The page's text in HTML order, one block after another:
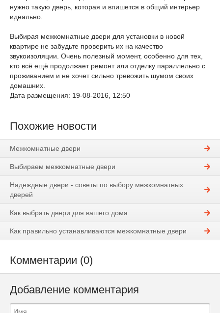
нужно такую дверь, которая и впишется в общий интерьер
идеально.
Выбирая межкомнатные двери для установки в новой
квартире не забудьте проверить их на качество
звукоизоляции. Очень полезный момент, особенно для тех,
кто всё ещё продолжает ремонт или отделку параллельно с
проживанием и не хочет сильно тревожить шумом своих
домашних.
Дата размещения: 19-08-2016, 12:50
Похожие новости
Межкомнатные двери
Выбираем межкомнатные двери
Надеждные двери - советы по выбору межкомнатных
дверей
Как выбрать двери для вашего дома
Как правильно устанавливаются межкомнатные двери
Комментарии (0)
Добавление комментария